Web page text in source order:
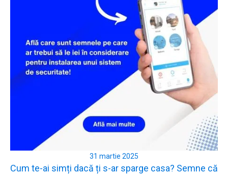
31 martie 2025
Cum te-ai simți dacă ți s-ar sparge casa? Semne că